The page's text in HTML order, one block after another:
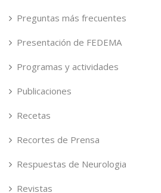
Preguntas más frecuentes
Presentación de FEDEMA
Programas y actividades
Publicaciones
Recetas
Recortes de Prensa
Respuestas de Neurologia
Revistas